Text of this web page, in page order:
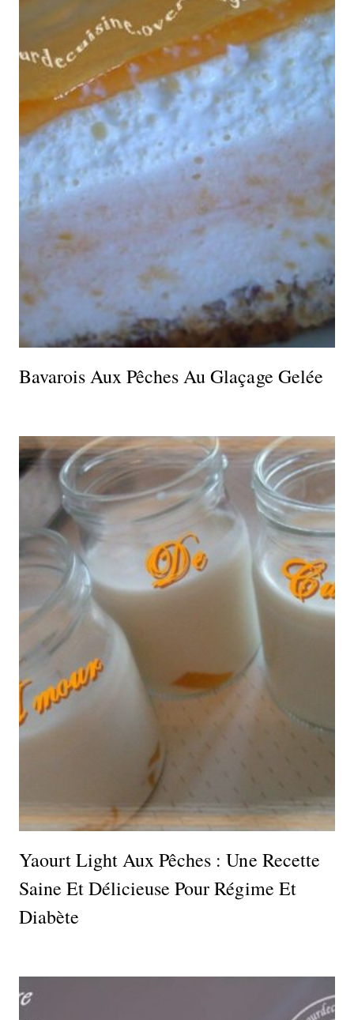
Bavarois Aux Pêches Au Glaçage Gelée
Yaourt Light Aux Pêches : Une Recette
Saine Et Délicieuse Pour Régime Et
Diabète